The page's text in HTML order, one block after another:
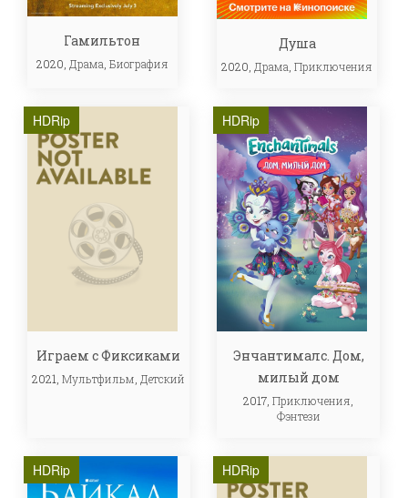
Гамильтон
2020, Драма, Биография
Душа
2020,Драма,Приключения
HDRip
Играем с Фиксиками
2021, Мультфильм, Детский
HDRip
Энчантималс. Дом,
милый дом
2017,Приключения,
Фэнтези
HDRip HDRip